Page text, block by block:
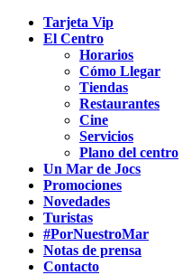
Tarjeta Vip
El Centro
Horarios
Cómo Llegar
Tiendas
Restaurantes
Cine
Servicios
Plano del centro
Un Mar de Jocs
Promociones
Novedades
Turistas
#PorNuestroMar
Notas de prensa
Contacto